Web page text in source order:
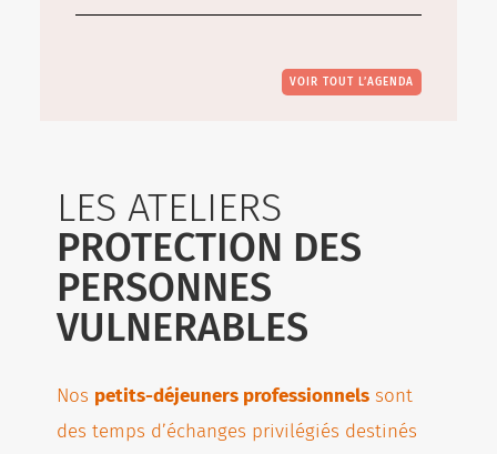
VOIR TOUT L’AGENDA
LES ATELIERS
PROTECTION DES
PERSONNES
VULNERABLES
Nos petits-déjeuners professionnels sont
des temps d’échanges privilégiés destinés